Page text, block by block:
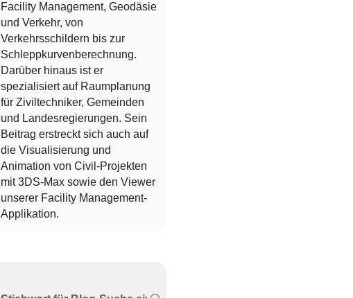
Facility Management, Geodäsie
und Verkehr, von
Verkehrsschildern bis zur
Schleppkurvenberechnung.
Darüber hinaus ist er
spezialisiert auf Raumplanung
für Ziviltechniker, Gemeinden
und Landesregierungen. Sein
Beitrag erstreckt sich auch auf
die Visualisierung und
Animation von Civil-Projekten
mit 3DS-Max sowie den Viewer
unserer Facility Management-
Applikation.